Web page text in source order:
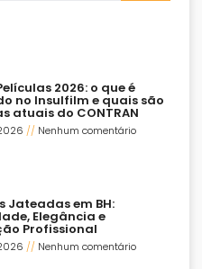
2026: o que é
no Insulfilm e quais são
atuais do CONTRAN
Nenhum comentário
Jateadas em BH:
Elegância e
Profissional
Nenhum comentário